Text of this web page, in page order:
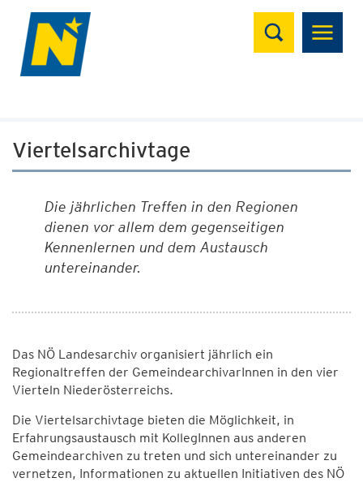
Suchen
Viertelsarchivtage
Die jährlichen Treffen in den Regionen
dienen vor allem dem gegenseitigen
Kennenlernen und dem Austausch
untereinander.
Das NÖ Landesarchiv organisiert jährlich ein
Regionaltreffen der GemeindearchivarInnen in den vier
Vierteln Niederösterreichs.
Die Viertelsarchivtage bieten die Möglichkeit, in
Erfahrungsaustausch mit KollegInnen aus anderen
Gemeindearchiven zu treten und sich untereinander zu
vernetzen, Informationen zu aktuellen Initiativen des NÖ